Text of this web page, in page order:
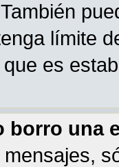
límite
es
borro una